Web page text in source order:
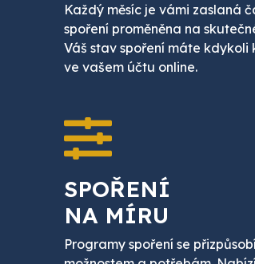
Každý měsíc je vámi zaslaná
spoření proměněna na
Váš stav spoření máte kdykoli
ve vašem účtu online.
SPOŘENÍ
NA MÍRU
Programy spoření se